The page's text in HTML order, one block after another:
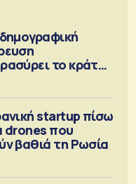
το κράτος
startup πίσω
drones που
βαθιά τη Ρωσία